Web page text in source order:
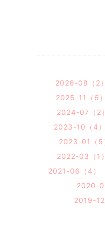
2026-08（2）
2025-11（6）
2024-07（2）
2023-10（4）
2023-01（5
2022-03（1）
2021-06（4）
2020-
2019-12